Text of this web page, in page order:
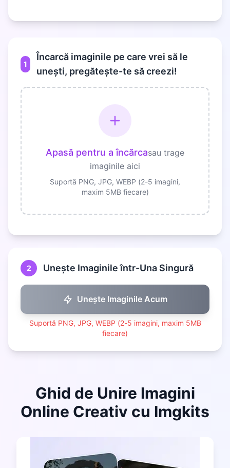
1
Încarcă imaginile pe care vrei să le
unești, pregătește-te să creezi!
Apasă pentru a încărcasau trage
imaginile aici
Suportă PNG, JPG, WEBP (2-5 imagini,
maxim 5MB fiecare)
2 Unește Imaginile într-Una Singură
Unește Imaginile Acum
Suportă PNG, JPG, WEBP (2-5 imagini, maxim 5MB
fiecare)
Ghid de Unire Imagini
Online Creativ cu Imgkits